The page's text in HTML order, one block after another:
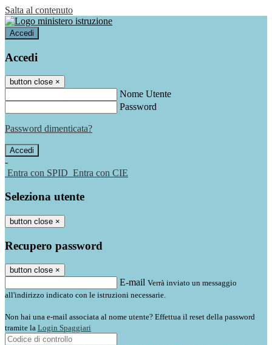
Salta al contenuto
Accedi
Accedi
button close ×
Nome Utente
Password
Password dimenticata?
-
Entra con SPID Entra con CIE
Seleziona utente
button close ×
Recupero password
button close ×
E-mail Verrà inviato un messaggio
all'indirizzo indicato con le istruzioni necessarie.
Non hai una e-mail associata al nome utente? Effettua il reset della password
tramite la Login Spaggiari